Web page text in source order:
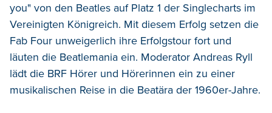
you" von den Beatles auf Platz 1 der Singlecharts im
Vereinigten Königreich. Mit diesem Erfolg setzen die
Fab Four unweigerlich ihre Erfolgstour fort und
läuten die Beatlemania ein. Moderator Andreas Ryll
lädt die BRF Hörer und Hörerinnen ein zu einer
musikalischen Reise in die Beatära der 1960er-Jahre.